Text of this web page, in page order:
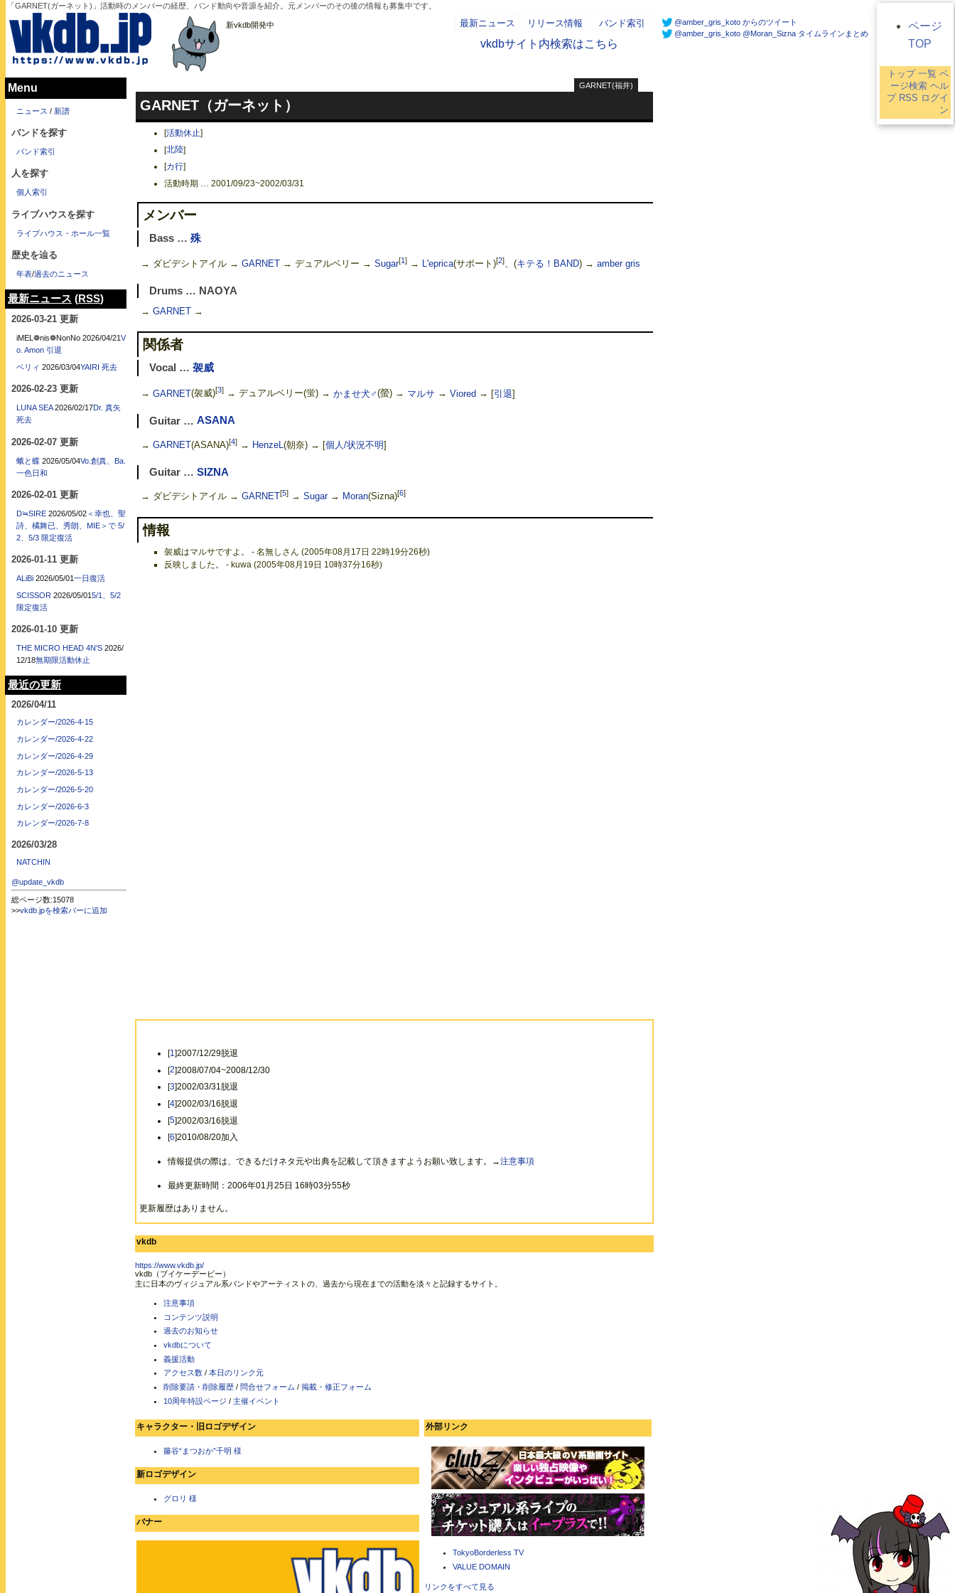
「GARNET(ガーネット)」活動時のメンバーの経歴、バンド動向や音源を紹介。元メンバーのその後の情報も募集中です。
新vkdb開発中 最新ニュース リリース情報 バンド索引
vkdbサイト内検索はこちら
GARNET(福井)
GARNET（ガーネット）
[活動休止]
[北陸]
[カ行]
活動時期 … 2001/09/23~2002/03/31
メンバー
Bass … 殊
→ ダビデシトアイル → GARNET→ デュアルベリー → Sugar[1]→ L'eprica(サポート)[2]、(キテる！BAND) → amber gris
Drums … NAOYA
→ GARNET→
関係者
Vocal … 袈威
→ GARNET(袈威)[3]→ デュアルベリー(蛍) → かませ犬♂(螢) → マルサ→ Viored → [引退]
Guitar … ASANA
→ GARNET(ASANA)[4]→ HenzeL(朝奈) → [個人/状況不明]
Guitar … SIZNA
→ ダビデシトアイル → GARNET[5]→ Sugar→ Moran(Sizna)[6]
情報
袈威はマルサですよ。 - 名無しさん (2005年08月17日 22時19分26秒)
反映しました。 - kuwa (2005年08月19日 10時37分16秒)
[1]2007/12/29脱退
[2]2008/07/04~2008/12/30
[3]2002/03/31脱退
[4]2002/03/16脱退
[5]2002/03/16脱退
[6]2010/08/20加入
情報提供の際は、できるだけネタ元や出典を記載して頂きますようお願い致します。→注意事項
最終更新時間：2006年01月25日 16時03分55秒
更新履歴はありません。
vkdb
https://www.vkdb.jp/
vkdb（ブイケーデービー）
主に日本のヴィジュアル系バンドやアーティストの、過去から現在までの活動を淡々と記録するサイト。
注意事項
コンテンツ説明
過去のお知らせ
vkdbについて
義援活動
アクセス数 / 本日のリンク元
削除要請・削除履歴 / 問合せフォーム / 掲載・修正フォーム
10周年特設ページ / 主催イベント
キャラクター・旧ロゴデザイン
藤谷“まつおか”千明 様
新ロゴデザイン
グロリ 様
バナー
外部リンク
TokyoBorderless TV
VALUE DOMAIN
リンクをすべて見る
@amber_gris_koto からのツイート
@amber_gris_koto @Moran_Sizna タイムラインまとめ
Menu
ニュース / 新譜
バンドを探す
バンド索引
人を探す
個人索引
ライブハウスを探す
ライブハウス・ホール一覧
歴史を辿る
年表/過去のニュース
最新ニュース (RSS)
2026-03-21 更新
iMEL❁nis❁NonNo 2026/04/21 V
o. Amon 引退
ベリィ 2026/03/04YAIRI 死去
2026-02-23 更新
LUNA SEA 2026/02/17Dr. 真矢
死去
2026-02-07 更新
蛾と蝶 2026/05/04Vo.創真、Ba.
一色日和
2026-02-01 更新
D≒SIRE 2026/05/02＜幸也、聖
詩、橘舞已、秀朗、MIE＞で 5/
2、5/3 限定復活
2026-01-11 更新
ALiBi 2026/05/01一日復活
SCISSOR 2026/05/015/1、5/2
限定復活
2026-01-10 更新
THE MICRO HEAD 4N'S 2026/
12/18無期限活動休止
最近の更新
2026/04/11
カレンダー/2026-4-15
カレンダー/2026-4-22
カレンダー/2026-4-29
カレンダー/2026-5-13
カレンダー/2026-5-20
カレンダー/2026-6-3
カレンダー/2026-7-8
2026/03/28
NATCHIN
@update_vkdb
総ページ数:15078
>>vkdb.jpを検索バーに追加
ページ
TOP
トップ 一覧 ペ
ージ検索 ヘル
プ RSS ログイ
ン